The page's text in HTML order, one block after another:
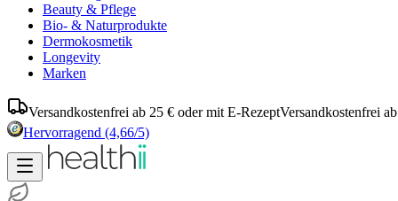
Beauty & Pflege
Bio- & Naturprodukte
Dermokosmetik
Longevity
Marken
Versandkostenfrei ab 25 € oder mit E-RezeptVersandkostenfrei
Hervorragend (4,66/5)